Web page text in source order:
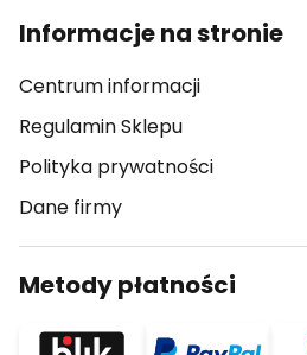
Informacje na stronie
Centrum informacji
Regulamin Sklepu
Polityka prywatności
Dane firmy
Metody płatności